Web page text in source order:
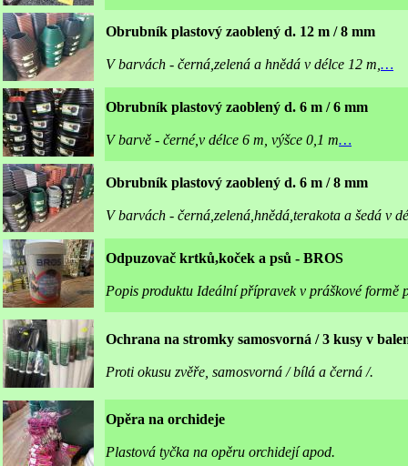
Obrubník plastový zaoblený d. 12 m / 8 mm
V barvách - černá,zelená a hnědá v délce 12 m, …
Obrubník plastový zaoblený d. 6 m / 6 mm
V barvě - černé,v délce 6 m, výšce 0,1 m…
Obrubník plastový zaoblený d. 6 m / 8 mm
V barvách - černá,zelená,hnědá,terakota a šedá v
Odpuzovač krtků,koček a psů - BROS
Popis produktu Ideální přípravek v práškové formě
Ochrana na stromky samosvorná / 3 kusy v
Proti okusu zvěře, samosvorná / bílá a černá /.
Opěra na orchideje
Plastová tyčka na opěru orchidejí apod.